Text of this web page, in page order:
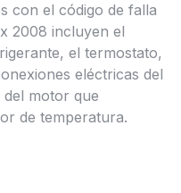
con el código de falla
2008 incluyen el
el termostato,
eléctricas del
motor que
de temperatura.